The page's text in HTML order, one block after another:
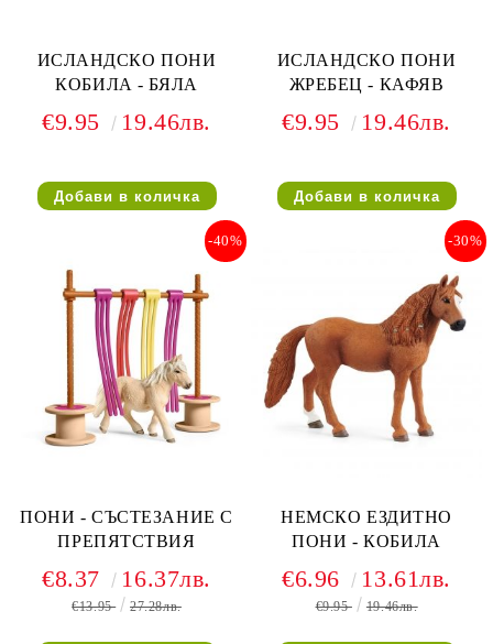
ИСЛАНДСКО ПОНИ
КОБИЛА - БЯЛА
€9.95 19.46лв.
ИСЛАНДСКО ПОНИ
ЖРЕБЕЦ - КАФЯВ
€9.95 19.46лв.
ПОНИ - СЪСТЕЗАНИЕ С
ПРЕПЯТСТВИЯ
-40%
€8.37 16.37лв.
€13.95 27.28лв.
НЕМСКО ЕЗДИТНО
ПОНИ - КОБИЛА
-30%
€6.96 13.61лв.
€9.95 19.46лв.